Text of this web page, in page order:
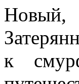
Новый,
к